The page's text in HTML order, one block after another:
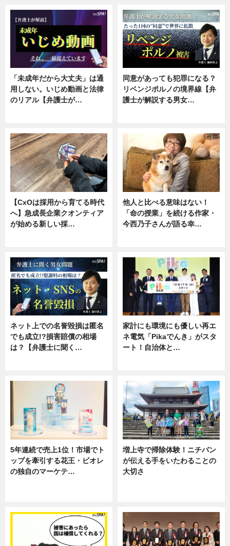
「未成年だから大丈夫」は通
用しない。いじめ動画と法律
のリアル【弁護士が…
同意があっても犯罪になる？
リベンジポルノの境界線【弁
護士が解説する男女…
【CxOは採用から育てる時代
へ】急成長企業クオンティア
が始める新しい採…
他人と比べる意味はない！
「命の授業」を続ける作家・
今西乃子さんが語る幸…
ネット上での名誉毀損は匿名
でも成立!?損害賠償の相場
は？【弁護士に聞く…
家計にも環境にも優しい再エ
ネ電気「Pikaでんき」がスタ
ート！自治体と…
5年連続で売上1位！市場でト
ップを牽引する花王・ビオレ
の独自のマーケテ…
増上寺で掃除体験！ニチバン
が伝える手をいたわることの
大切さ